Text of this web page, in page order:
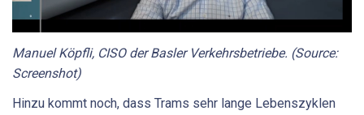
Manuel Köpfli, CISO der Basler Verkehrsbetriebe. (Source:
Screenshot)
Hinzu kommt noch, dass Trams sehr lange Lebenszyklen